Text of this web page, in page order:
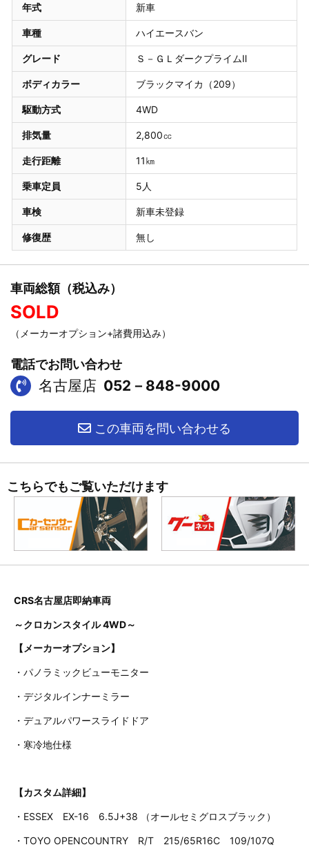
年式 新車
車種 ハイエースバン
グレード Ｓ－ＧＬダークプライムⅡ
ボディカラー ブラックマイカ（209）
駆動方式 4WD
排気量 2,800㏄
走行距離 11㎞
乗車定員 5人
車検 新車未登録
修復歴 無し
車両総額（税込み）
SOLD
（メーカーオプション+諸費用込み）
電話でお問い合わせ
名古屋店 052－848-9000
この車両を問い合わせる
こちらでもご覧いただけます
CRS名古屋店即納車両
～クロカンスタイル 4WD～
【メーカーオプション】
・パノラミックビューモニター
・デジタルインナーミラー
・デュアルパワースライドドア
・寒冷地仕様
【カスタム詳細】
・ESSEX EX-16 6.5J+38 （オールセミグロスブラック）
・TOYO OPENCOUNTRY R/T 215/65R16C 109/107Q